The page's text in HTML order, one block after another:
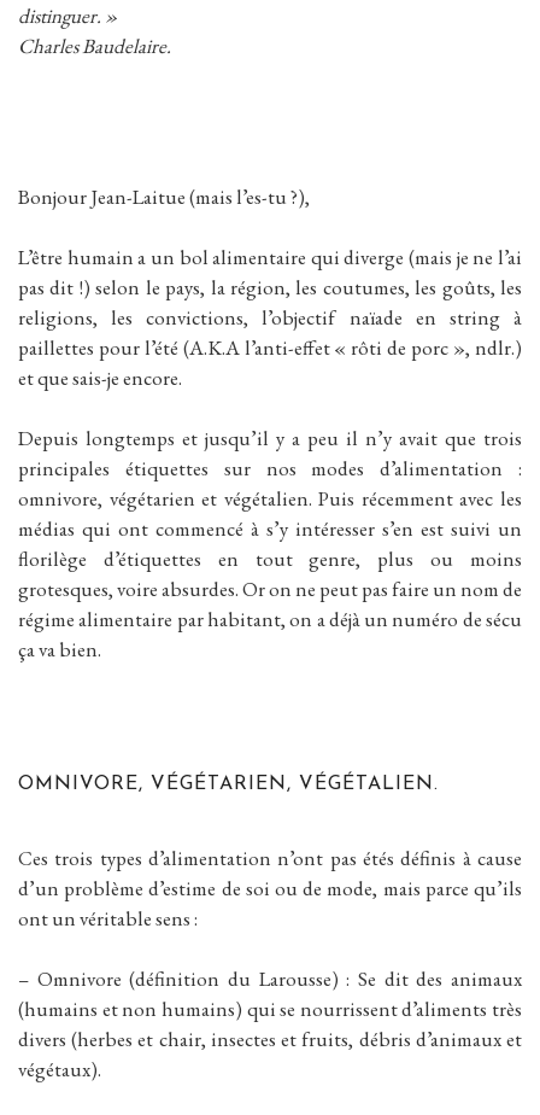
distinguer. »
Charles Baudelaire.
Bonjour Jean-Laitue (mais l’es-tu ?),
L’être humain a un bol alimentaire qui diverge (mais je ne l’ai
pas dit !) selon le pays, la région, les coutumes, les goûts, les
religions, les convictions, l’objectif naïade en string à
paillettes pour l’été (A.K.A l’anti-effet « rôti de porc », ndlr.)
et que sais-je encore.
Depuis longtemps et jusqu’il y a peu il n’y avait que trois
principales étiquettes sur nos modes d’alimentation :
omnivore, végétarien et végétalien. Puis récemment avec les
médias qui ont commencé à s’y intéresser s’en est suivi un
florilège d’étiquettes en tout genre, plus ou moins
grotesques, voire absurdes. Or on ne peut pas faire un nom de
régime alimentaire par habitant, on a déjà un numéro de sécu
ça va bien.
OMNIVORE, VÉGÉTARIEN, VÉGÉTALIEN.
Ces trois types d’alimentation n’ont pas étés définis à cause
d’un problème d’estime de soi ou de mode, mais parce qu’ils
ont un véritable sens :
– Omnivore (définition du Larousse) : Se dit des animaux
(humains et non humains) qui se nourrissent d’aliments très
divers (herbes et chair, insectes et fruits, débris d’animaux et
végétaux).